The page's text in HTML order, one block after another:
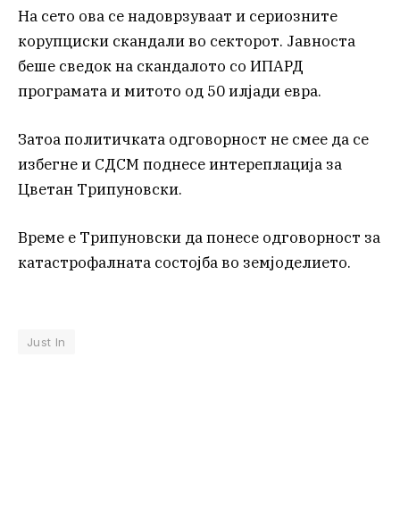
На сето ова се надоврзуваат и сериозните
корупциски скандали во секторот. Јавноста
беше сведок на скандалото со ИПАРД
програмата и митото од 50 илјади евра.
Затоа политичката одговорност не смее да се
избегне и СДСМ поднесе интереплација за
Цветан Трипуновски.
Време е Трипуновски да понесе одговорност за
катастрофалната состојба во земјоделието.
Just In